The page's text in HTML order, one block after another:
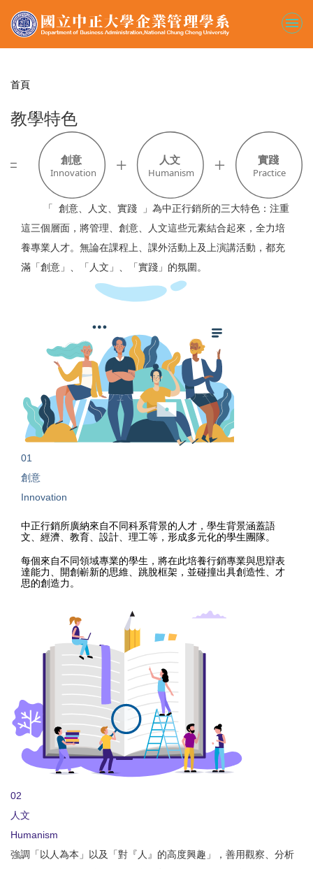
到
容
首頁
教學特色
「 創意、人文、實踐 」為中正行銷所的三大特色：注重
這三個層面，將管理、創意、人文這些元素結合起來，全力培
養專業人才。無論在課程上、課外活動上及上演講活動，都充
滿「創意」、「人文」、「實踐」的氛圍。
01
創意
Innovation
中正行銷所廣納來自不同科系背景的人才，學生背景涵蓋語
文、經濟、教育、設計、理工等，形成多元化的學生團隊。
每個來自不同領域專業的學生，將在此培養行銷專業與思辯表
達能力、開創嶄新的思維、跳脫框架，並碰撞出具創造性、才
思的創造力。
02
人文
Humanism
強調「以人為本」以及「對『人』的高度興趣」，善用觀察、分析